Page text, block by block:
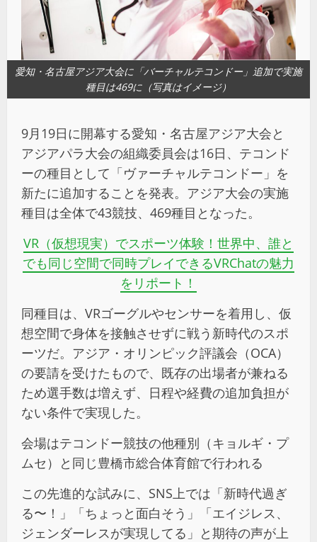
愛知・名古屋アジア大会に「バーチャルテコンドー」追加で実施
種目は469に（写真はイメージ）
9月19日に開幕する愛知・名古屋アジア大会と
アジアパラ大会の組織委員会は16日、テコンド
ーの種目として「ヴァーチャルテコンドー」を
新たに追加することを発表。アジア大会の実施
種目は全体で43競技、469種目となった。
VR（仮想現実）でスポーツ体験！世界中、誰と
でも同じ空間で同時プレイできるVRChatの魅力
をリポート！
同種目は、VRゴーグルやセンサーを着用し、仮
想空間で身体を接触させずに戦う新時代のスポ
ーツだ。アジア・オリンピック評議会（OCA）
の要請を受けたもので、既存の出場者が兼ねる
ため選手数は増えず、日程や経費の追加負担が
ない条件で実現した。
会場はテコンドー競技の他種別（キョルギ・プ
ムセ）と同じ豊橋市総合体育館で行われる
この先進的な試みに、SNS上では「新時代過ぎ
る〜！」「ちょっと面白そう」「エイジレス、
ジェンダーレスが実現してる」と期待の声が上